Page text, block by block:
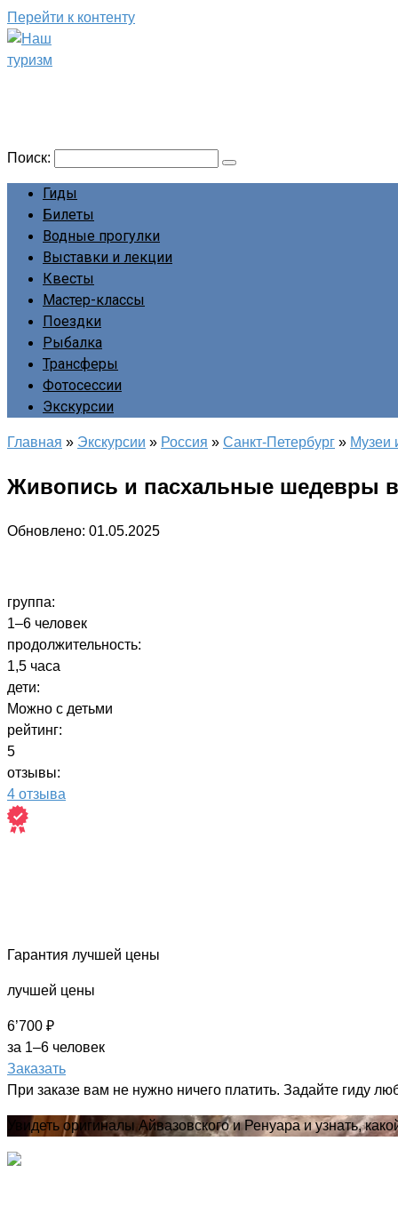
Перейти к контенту
Поиск:
Гиды
Билеты
Водные прогулки
Выставки и лекции
Квесты
Мастер-классы
Поездки
Рыбалка
Трансферы
Фотосессии
Экскурсии
Главная » Экскурсии » Россия » Санкт-Петербург » Музеи
Живопись и пасхальные шедевры
Обновлено: 01.05.2025
группа:
1–6 человек
продолжительность:
1,5 часа
дети:
Можно с детьми
рейтинг:
5
отзывы:
4 отзыва
Гарантия лучшей цены
лучшей цены
6’700 ₽
за 1–6 человек
Заказать
При заказе вам не нужно ничего платить. Задайте гиду
Увидеть оригиналы Айвазовского и Ренуара и узнать,